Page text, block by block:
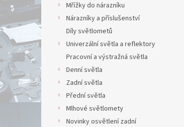
Mřížky do nárazníku
Nárazníky a příslušenství
Díly světlometů
Univerzální světla a reflektory
Pracovní a výstražná světla
Denní světla
Zadní světla
Přední světla
Mlhové světlomety
Novinky osvětlení zadní